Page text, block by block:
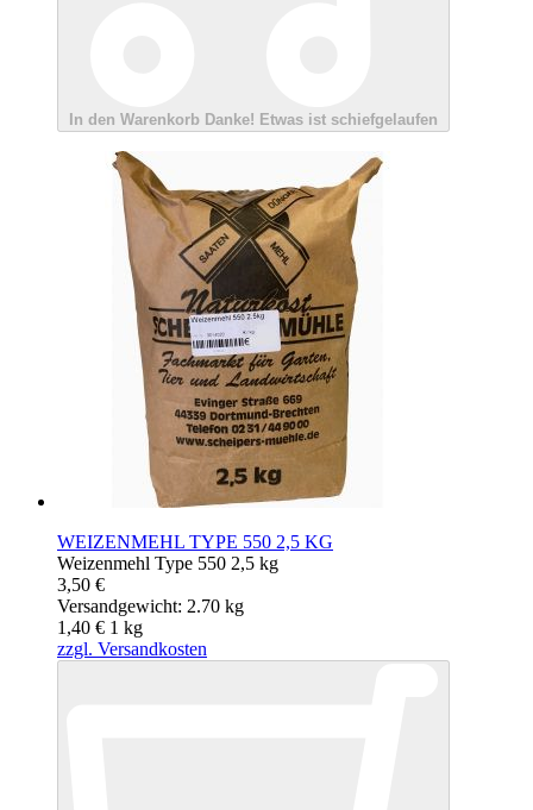
In den Warenkorb Danke! Etwas ist schiefgelaufen
WEIZENMEHL TYPE 550 2,5 KG
Weizenmehl Type 550 2,5 kg
3,50 €
Versandgewicht: 2.70 kg
1,40 € 1 kg
zzgl. Versandkosten